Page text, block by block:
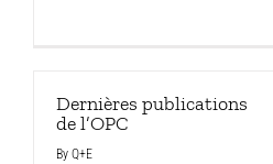
Dernières publications
de l’OPC
By Q+E